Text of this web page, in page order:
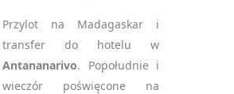
Przylot na Madagaskar i
transfer do hotelu w
Antananarivo. Popołudnie i
wieczór poświęcone na